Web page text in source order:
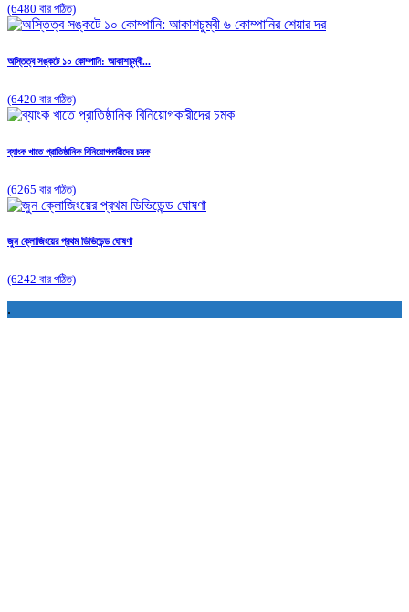
(6480 বার পঠিত)
অস্তিত্ব সঙ্কটে ১০ কোম্পানি: আকাশচুম্বী...
(6420 বার পঠিত)
ব্যাংক খাতে প্রাতিষ্ঠানিক বিনিয়োগকারীদের চমক
(6265 বার পঠিত)
জুন ক্লোজিংয়ের প্রথম ডিভিডেন্ড ঘোষণা
(6242 বার পঠিত)
.